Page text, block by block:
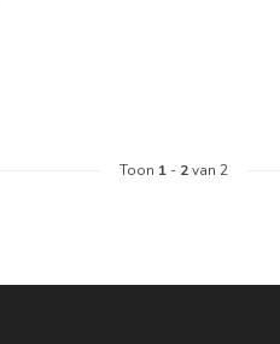
Toon 1 - 2van 2